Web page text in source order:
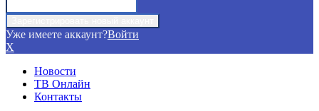
Уже имеете аккаунт?Войти
X
Новости
ТВ Онлайн
Контакты